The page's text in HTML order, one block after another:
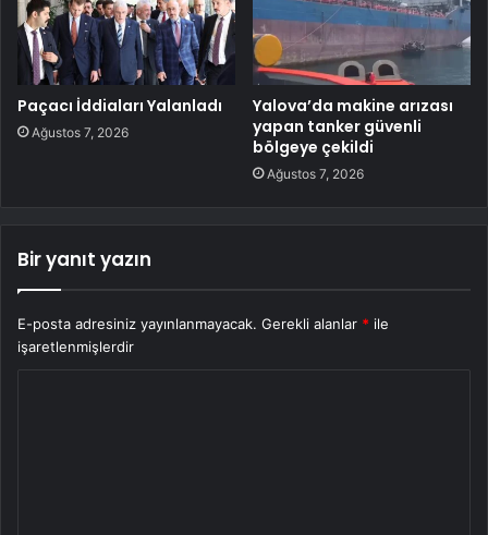
Paçacı İddiaları Yalanladı
Ağustos 7, 2026
Yalova’da makine arızası
yapan tanker güvenli
bölgeye çekildi
Ağustos 7, 2026
Bir yanıt yazın
E-posta adresiniz yayınlanmayacak. Gerekli alanlar * ile
işaretlenmişlerdir